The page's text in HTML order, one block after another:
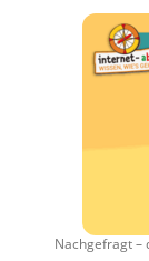
Nachgefragt –